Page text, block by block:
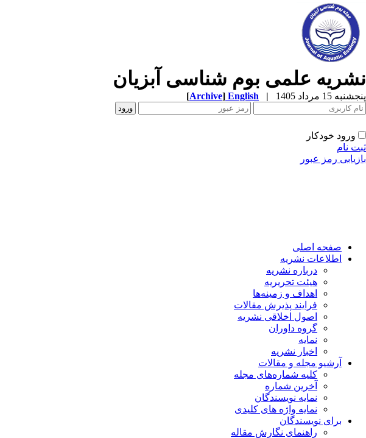
نشریه علمی بوم شناسی آبزیان
پنجشنبه 15 مرداد 1405 |
English
[Archive]
ورود خودکار
ثبت نام
بازیابی رمز عبور
صفحه اصلی
اطلاعات نشریه
درباره نشریه
هیئت تحریریه
اهداف و زمینه‌ها
فرایند پذیرش مقالات
اصول اخلاقی نشریه
گروه داوران
نمایه
اخبار نشریه
آرشیو مجله و مقالات
کلیه شماره‌های مجله
آخرین شماره
نمایه نویسندگان
نمایه واژه های کلیدی
برای نویسندگان
راهنمای نگارش مقاله